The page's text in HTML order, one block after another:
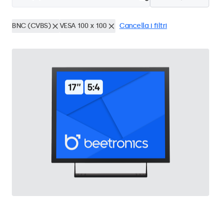
BNC (CVBS) VESA 100 x 100 Cancella i filtri